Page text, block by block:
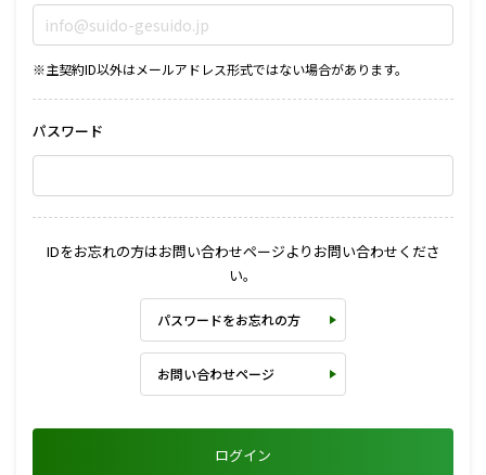
※主契約ID以外はメールアドレス形式ではない場合があります。
パスワード
IDをお忘れの方はお問い合わせページよりお問い合わせくださ
い。
パスワードをお忘れの方
お問い合わせページ
ログイン